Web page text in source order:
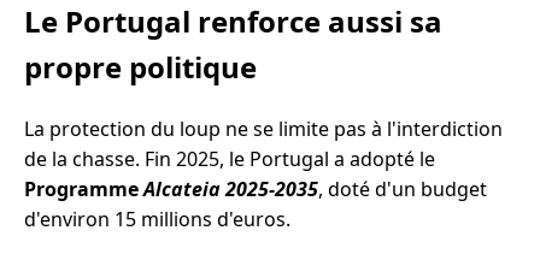
Le Portugal renforce aussi sa
propre politique
La protection du loup ne se limite pas à l'interdiction
de la chasse. Fin 2025, le Portugal a adopté le
ProgrammeAlcateia 2025-2035, doté d'un budget
d'environ 15 millions d'euros.